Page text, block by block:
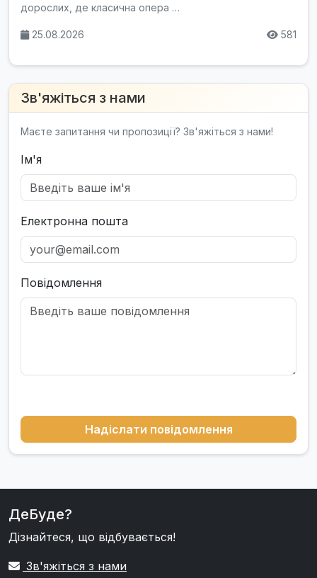
дорослих, де класична опера …
25.08.2026 581
Зв'яжіться з нами
Маєте запитання чи пропозиції? Зв'яжіться з нами!
Ім'я
Електронна пошта
Повідомлення
Надіслати повідомлення
ДеБуде?
Дізнайтеся, що відбувається!
Зв'яжіться з нами